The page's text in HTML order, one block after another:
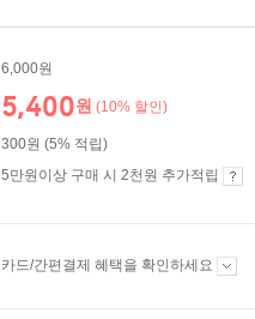
6,000원
5,400원 (10% 할인)
300원 (5% 적립)
5만원이상 구매 시 2천원 추가적립
카드/간편결제 혜택을 확인하세요